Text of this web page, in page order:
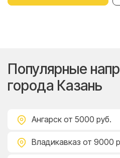
Популярные
города Казань
Ангарск от 5000 руб.
Владикавказ от 9000